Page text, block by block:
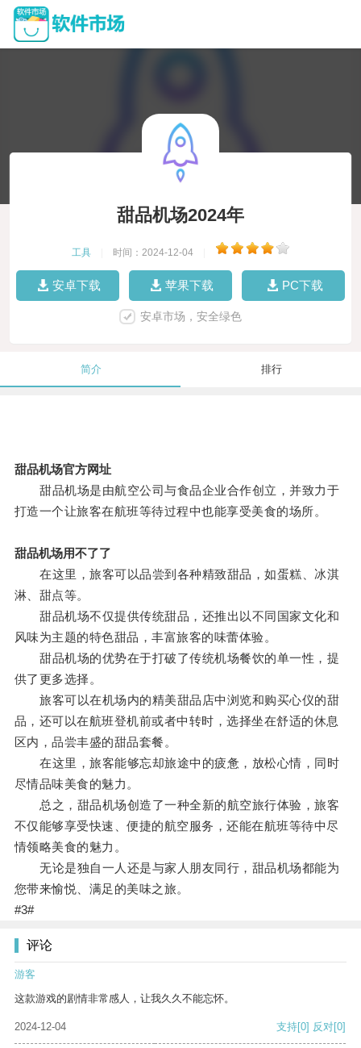
甜品机场2024年
工具 时间：2024-12-04
安卓下载 苹果下载 PC下载
安卓市场，安全绿色
简介 排行
甜品机场官方网址
甜品机场是由航空公司与食品企业合作创立，并致力于
打造一个让旅客在航班等待过程中也能享受美食的场所。
甜品机场用不了了
在这里，旅客可以品尝到各种精致甜品，如蛋糕、冰淇
淋、甜点等。
甜品机场不仅提供传统甜品，还推出以不同国家文化和
风味为主题的特色甜品，丰富旅客的味蕾体验。
甜品机场的优势在于打破了传统机场餐饮的单一性，提
供了更多选择。
旅客可以在机场内的精美甜品店中浏览和购买心仪的甜
品，还可以在航班登机前或者中转时，选择坐在舒适的休息
区内，品尝丰盛的甜品套餐。
在这里，旅客能够忘却旅途中的疲惫，放松心情，同时
尽情品味美食的魅力。
总之，甜品机场创造了一种全新的航空旅行体验，旅客
不仅能够享受快速、便捷的航空服务，还能在航班等待中尽
情领略美食的魅力。
无论是独自一人还是与家人朋友同行，甜品机场都能为
您带来愉悦、满足的美味之旅。
#3#
评论
游客
这款游戏的剧情非常感人，让我久久不能忘怀。
2024-12-04 支持[0] 反对[0]